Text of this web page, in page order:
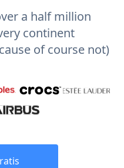
a half million
continent
of course not)